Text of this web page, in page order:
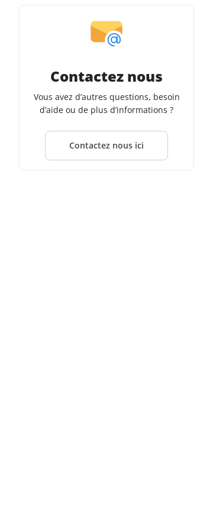
Contactez nous
Vous avez d’autres questions, besoin
d’aide ou de plus d’informations ?
Contactez nous ici